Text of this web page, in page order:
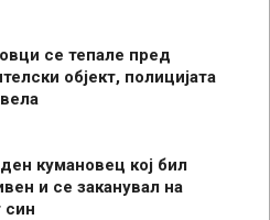
се тепале пред
објект, полицијата
кумановец кој бил
и се заканувал на
син